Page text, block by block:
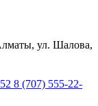
ул. Шалова,
8 (707) 555-22-